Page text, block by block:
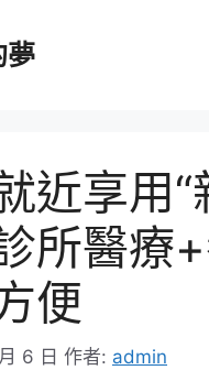
夢
近享用“
所醫療
便
6 日 作者: admin